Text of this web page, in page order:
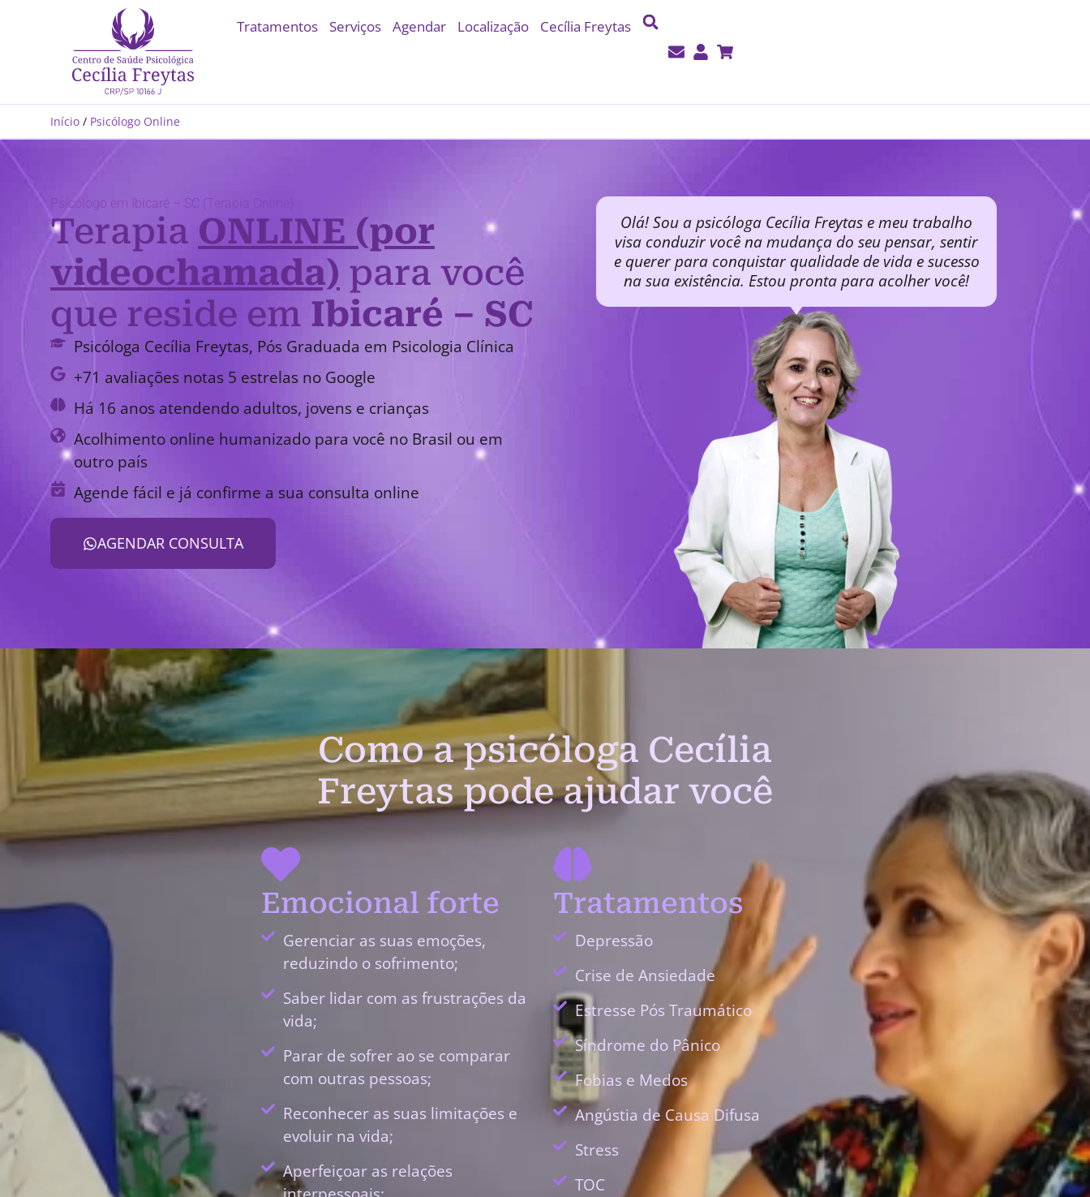
Tratamentos Serviços Agendar Localização Cecília Freytas
Início / Psicólogo Online
Psicólogo em Ibicaré – SC (Terapia Online)
Terapia ONLINE (por
videochamada) para você
que reside em Ibicaré – SC
Psicóloga Cecília Freytas, Pós Graduada em Psicologia Clínica
+71 avaliações notas 5 estrelas no Google
Há 16 anos atendendo adultos, jovens e crianças
Acolhimento online humanizado para você no Brasil ou em
outro país
Agende fácil e já confirme a sua consulta online
AGENDAR CONSULTA
Olá! Sou a psicóloga Cecília Freytas e meu trabalho
visa conduzir você na mudança do seu pensar, sentir
e querer para conquistar qualidade de vida e sucesso
na sua existência. Estou pronta para acolher você!
Como a psicóloga Cecília
Freytas pode ajudar você
Emocional forte
Gerenciar as suas emoções,
reduzindo o sofrimento;
Saber lidar com as frustrações da
vida;
Parar de sofrer ao se comparar
com outras pessoas;
Reconhecer as suas limitações e
evoluir na vida;
Aperfeiçoar as relações
Tratamentos
Depressão
Crise de Ansiedade
Estresse Pós Traumático
Síndrome do Pânico
Fobias e Medos
Angústia de Causa Difusa
Stress
TOC